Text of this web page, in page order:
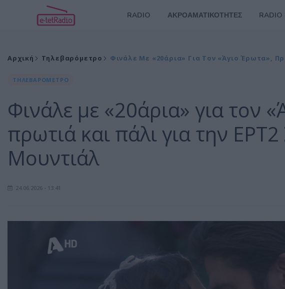
RADIO ΑΚΡΟΑΜΑΤΙΚΟΤΗΤΕΣ RADIO
Αρχική Τηλεβαρόμετρο Φινάλε Με «20άρια» Για Τον «Άγιο Έρωτα»,
ΤΗΛΕΒΑΡΟΜΕΤΡΟ
Φινάλε με «20άρια» για τον
πρωτιά και πάλι για την
Μουντιάλ
24.06.2026 - 13:41